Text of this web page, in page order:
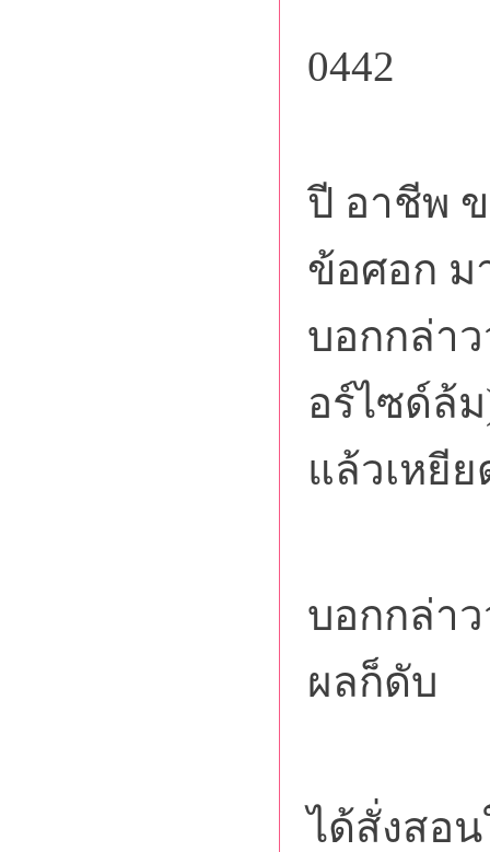
0442
ปี อาชีพ
ข้อศอก ม
บอกกล่า
อร์ไซด์ล้
แล้วเหยี
บอกกล่า
ผลก็ดับ
ได้สั่งสอ